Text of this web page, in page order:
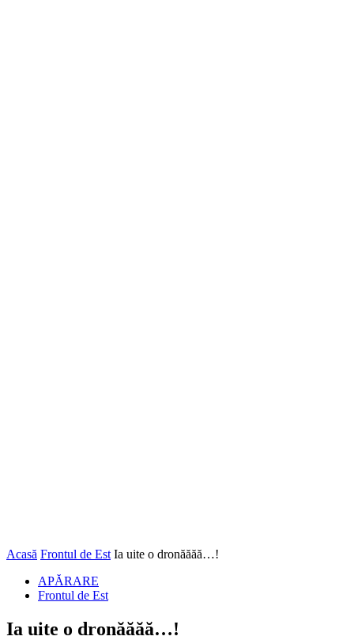
Acasă Frontul de Est Ia uite o dronăăăă…!
APĂRARE
Frontul de Est
Ia uite o dronăăăă…!